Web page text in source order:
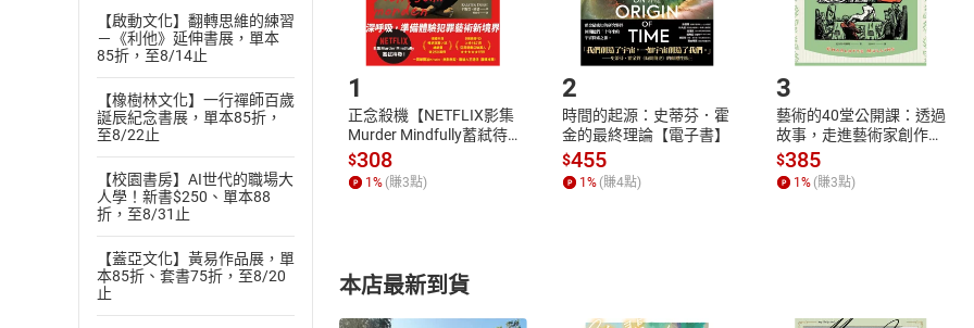
【啟動文化】翻轉思維的練習
－《利他》延伸書展，單本
85折，至8/14止
【橡樹林文化】一行禪師百歲
誕辰紀念書展，單本85折，
至8/22止
【校園書房】AI世代的職場大
人學！新書$250、單本88
折，至8/31止
【蓋亞文化】黃易作品展，單
本85折、套書75折，至8/20
止
Step1.選擇閱讀載具 Step2.登入
1
正念殺機【NETFLIX影集
Murder Mindfully蓄弒待
發】【電子書】
$308
1 % (賺3點)
2
時間的起源：史蒂芬．霍
金的最終理論【電子書】
$455
1 % (賺4點)
3
藝術的40堂公開課：透過
故事，走進藝術家創作現
場，看藝術如何誕生、如
何形塑人類生活【電子
書】
$385
1 % (賺3點)
本店最新到貨